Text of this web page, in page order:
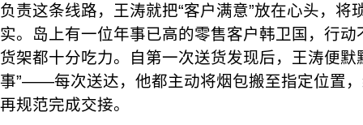
负责这条线路，王涛就把“客户满意”放在心头，将
实。岛上有一位年事已高的零售客户韩卫国，行
货架都十分吃力。自第一次送货发现后，王涛便默
事”——每次送达，他都主动将烟包搬至指定位置
再规范完成交接。